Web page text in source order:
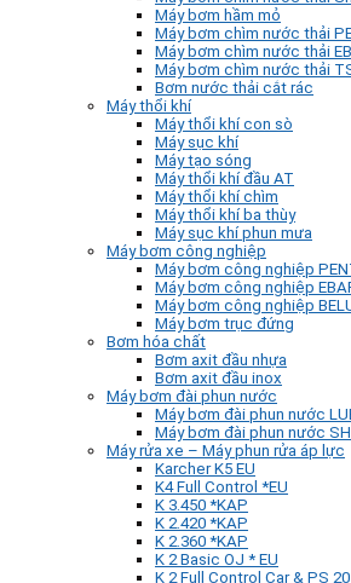
Máy bơm hầm mỏ
Máy bơm chìm nước thải
Máy bơm chìm nước thải
Máy bơm chìm nước thải
Bơm nước thải cắt rác
Máy thổi khí
Máy thổi khí con sò
Máy sục khí
Máy tạo sóng
Máy thổi khí đầu AT
Máy thổi khí chìm
Máy thổi khí ba thùy
Máy sục khí phun mưa
Máy bơm công nghiệp
Máy bơm công nghiệp
Máy bơm công nghiệp
Máy bơm công nghiệp
Máy bơm trục đứng
Bơm hóa chất
Bơm axit đầu nhựa
Bơm axit đầu inox
Máy bơm đài phun nước
Máy bơm đài phun nước
Máy bơm đài phun nước
Máy rửa xe – Máy phun rửa áp lực
Karcher K5 EU
K4 Full Control *EU
K 3.450 *KAP
K 2.420 *KAP
K 2.360 *KAP
K 2 Basic OJ * EU
K 2 Full Control Car & PS 20